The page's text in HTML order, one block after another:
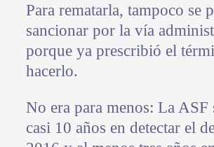
Para rematarla, tampoco se
sancionar por la vía
porque ya prescribió el
hacerlo.
No era para menos: La ASF
casi 10 años en detectar el